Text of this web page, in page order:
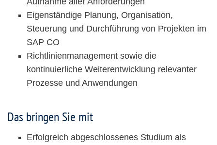
Eigenständige Planung, Organisation,
Steuerung und Durchführung von Projekten im
SAP CO
Richtlinienmanagement sowie die
kontinuierliche Weiterentwicklung relevanter
Prozesse und Anwendungen
Das bringen Sie mit
Erfolgreich abgeschlossenes Studium als